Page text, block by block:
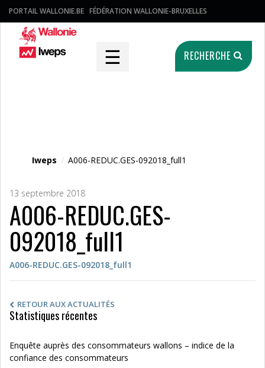
PORTAIL WALLONIE.BE FÉDÉRATION WALLONIE-BRUXELLES
☰ RECHERCHE
Iweps / A006-REDUC.GES-092018_full1
13 septembre 2018
A006-REDUC.GES-
092018_full1
A006-REDUC.GES-092018_full1
RETOUR AUX ACTUALITÉS
Statistiques récentes
Enquête auprès des consommateurs wallons – indice de la
confiance des consommateurs